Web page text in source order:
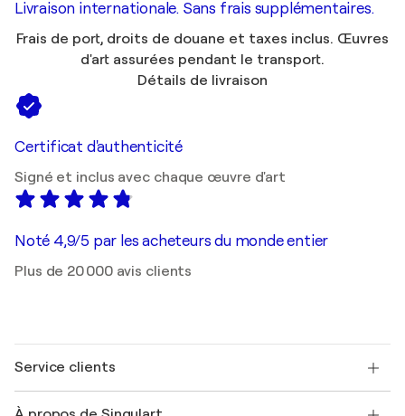
Livraison internationale. Sans frais supplémentaires.
Frais de port, droits de douane et taxes inclus. Œuvres
d'art assurées pendant le transport.
Détails de livraison
Certificat d'authenticité
Signé et inclus avec chaque œuvre d'art
Noté 4,9/5 par les acheteurs du monde entier
Plus de 20 000 avis clients
Service clients